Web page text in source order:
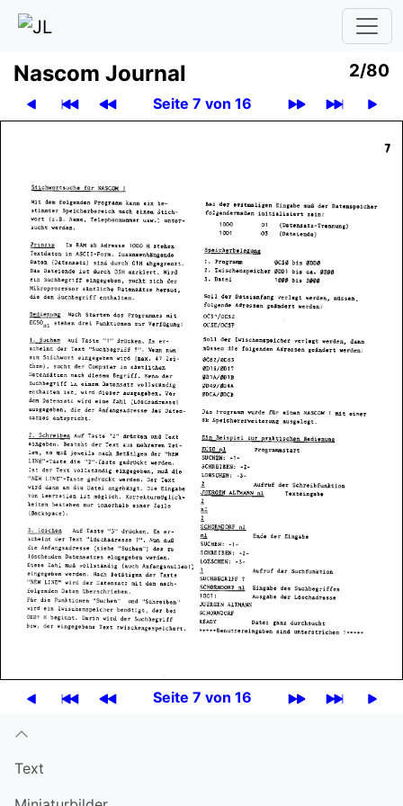
Nascom Journal 2/80
Seite 7 von 16
Seite 7 von 16
Text